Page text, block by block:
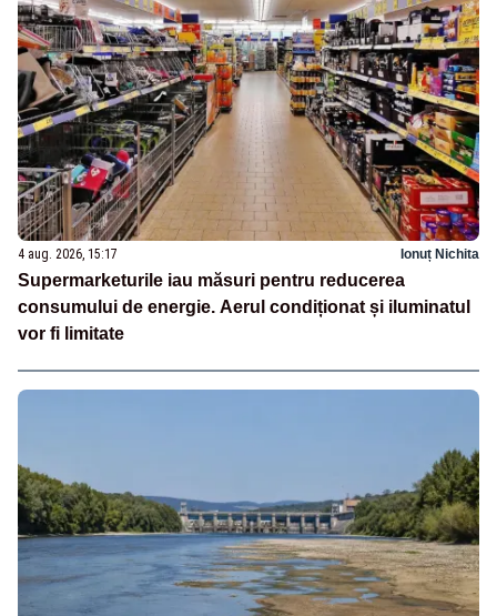
4 aug. 2026, 15:17 Ionuț Nichita
Supermarketurile iau măsuri pentru reducerea
consumului de energie. Aerul condiționat și iluminatul
vor fi limitate